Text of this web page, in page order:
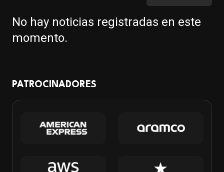
No hay noticias registradas en este
momento.
PATROCINADORES